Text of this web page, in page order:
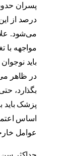
می‌شود.
مواجهه
باید
در ظاهر
بگذارد،
پزشک باید
اساس
عوامل